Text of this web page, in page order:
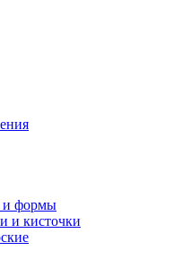
и формы
и кисточки